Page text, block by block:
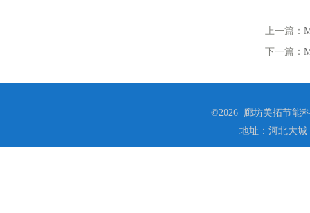
上一篇：
下一篇：
©2026 廊坊美拓节能
地址：河北大城